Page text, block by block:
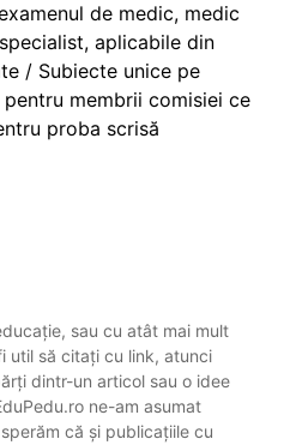
de medic, medic
aplicabile din
/ Subiecte unice pe
membrii comisiei ce
proba scrisă
sau cu atât mai mult
util să citați cu link, atunci
dintr-un articol sau o idee
ne-am asumat
că și publicațiile cu